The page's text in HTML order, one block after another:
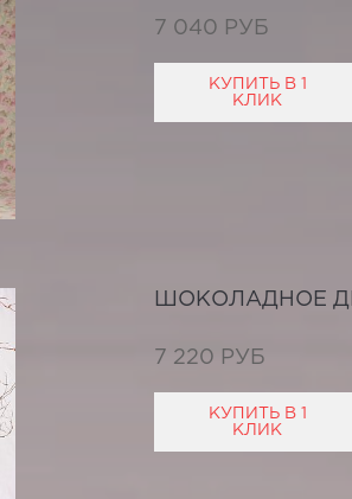
7 040 РУБ
КУПИТЬ В 1
КЛИК
ШОКОЛАДНОЕ
7 220 РУБ
КУПИТЬ В 1
КЛИК